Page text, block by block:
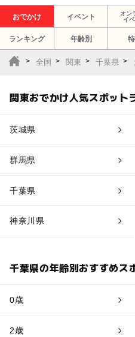
おでかけ イベント
オン
イ
ランキング 年齢別
全国 関東 千葉県
関東おでかけ人気スポット
茨城県
群馬県
千葉県
神奈川県
千葉県の年齢別おすすめス
0歳
2歳